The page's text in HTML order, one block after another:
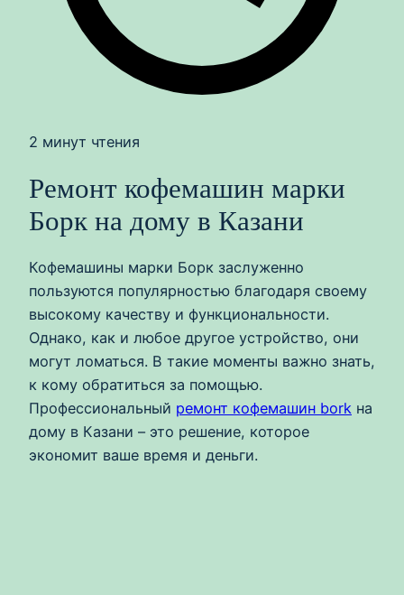
2 минут чтения
Ремонт кофемашин марки
Борк на дому в Казани
Кофемашины марки Борк заслуженно
пользуются популярностью благодаря своему
высокому качеству и функциональности.
Однако, как и любое другое устройство, они
могут ломаться. В такие моменты важно знать,
к кому обратиться за помощью.
Профессиональный ремонт кофемашин bork на
дому в Казани – это решение, которое
экономит ваше время и деньги.